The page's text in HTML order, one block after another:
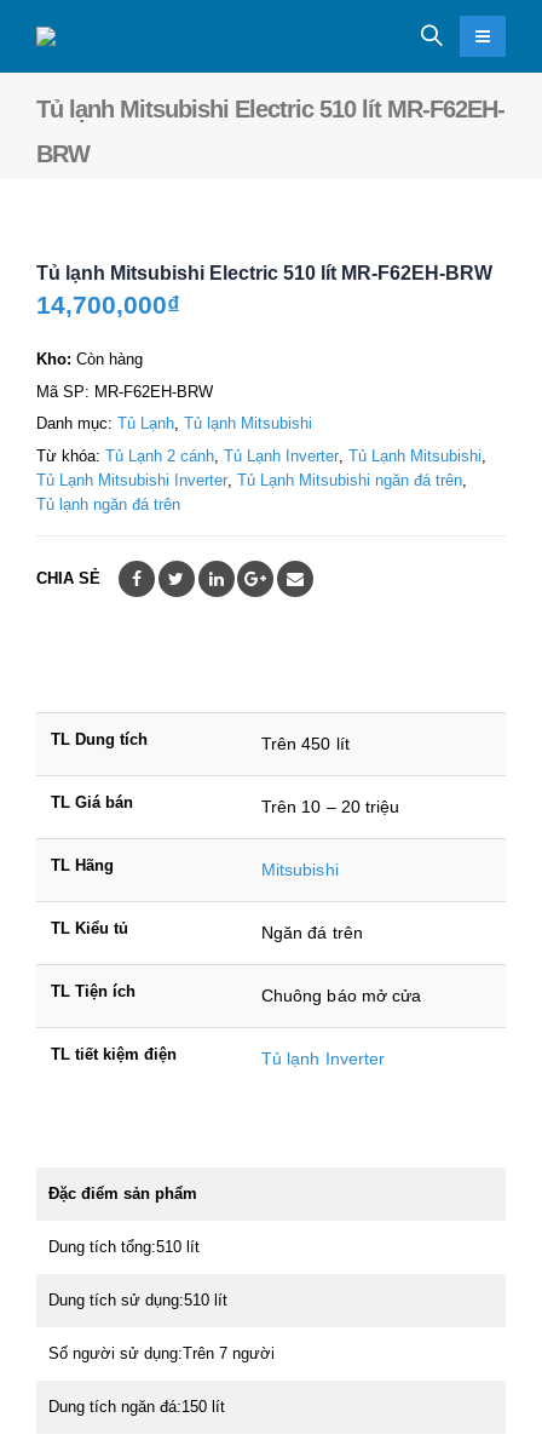
Tủ lạnh Mitsubishi Electric 510 lít MR-F62EH-
BRW
Tủ lạnh Mitsubishi Electric 510 lít MR-F62EH-BRW
14,700,000₫
Kho: Còn hàng
Mã SP: MR-F62EH-BRW
Danh mục: Tủ Lạnh, Tủ lạnh Mitsubishi
Từ khóa: Tủ Lạnh 2 cánh Tủ Lạnh Inverter Tủ Lạnh Mitsubishi
Tủ Lạnh Mitsubishi Inverter Tủ Lạnh Mitsubishi ngăn đá trên
Tủ lạnh ngăn đá trên
CHIA SẺ
TL Dung tích Trên 450 lít
TL Giá bán Trên 10 – 20 triệu
TL Hãng Mitsubishi
TL Kiểu tủ Ngăn đá trên
TL Tiện ích Chuông báo mở cửa
TL tiết kiệm điện Tủ lạnh Inverter
Đặc điểm sản phẩm
Dung tích tổng:510 lít
Dung tích sử dụng:510 lít
Số người sử dụng:Trên 7 người
Dung tích ngăn đá:150 lít